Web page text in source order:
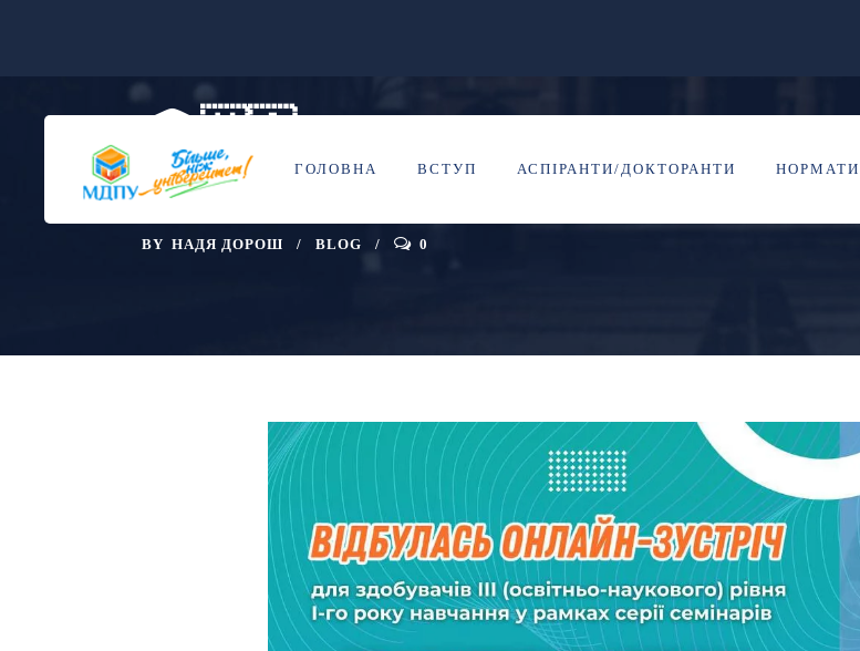
ГОЛОВНА ВСТУП АСПІРАНТИ/ДОКТОРАНТИ
21
🎓🇺🇦 РОЗПОЧАЛАСЬ
ДЛЯ АСПІРАНТІВ
BY НАДЯ ДОРОШ BLOG 0